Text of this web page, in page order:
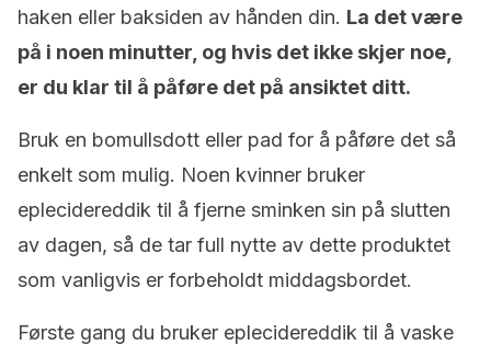
haken eller baksiden av hånden din. La det være
på i noen minutter, og hvis det ikke skjer noe,
er du klar til å påføre det på ansiktet ditt.
Bruk en bomullsdott eller pad for å påføre det så
enkelt som mulig. Noen kvinner bruker
eplecidereddik til å fjerne sminken sin på slutten
av dagen, så de tar full nytte av dette produktet
som vanligvis er forbeholdt middagsbordet.
Første gang du bruker eplecidereddik til å vaske